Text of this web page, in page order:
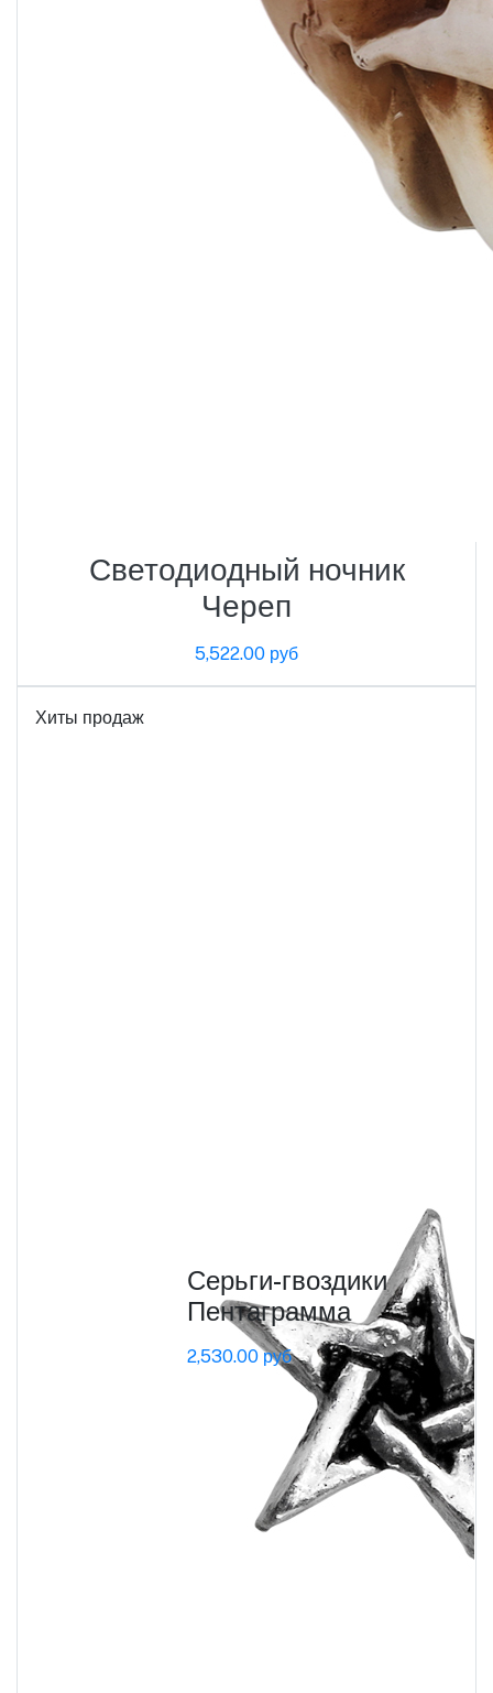
Светодиодный ночник
Череп
5,522.00 руб
Хиты продаж
Серьги-гвоздики
Пентаграмма
2,530.00 руб